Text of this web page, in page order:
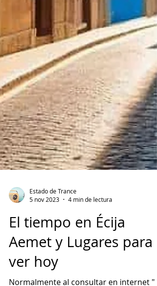
4 min de lectura
El tiempo en Écija
Aemet y Lugares para
ver hoy